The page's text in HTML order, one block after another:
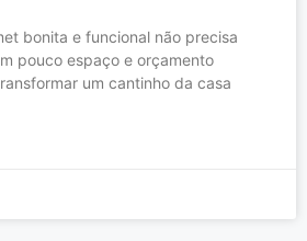
bonita e funcional não precisa
pouco espaço e orçamento
um cantinho da casa